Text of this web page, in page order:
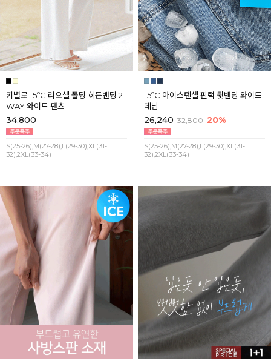
키별로 -5ºC 리오셀 폴딩 히든밴딩 2
WAY 와이드 팬츠
34,800
S(25-26),M(27-28),L(29-30),XL(31-
32),2XL(33-34)
-5ºC 아이스텐셀 핀턱 뒷밴딩 와이드
데님
26,240 32,800 20%
S(25-26),M(27-28),L(29-30),XL(31-
32),2XL(33-34)